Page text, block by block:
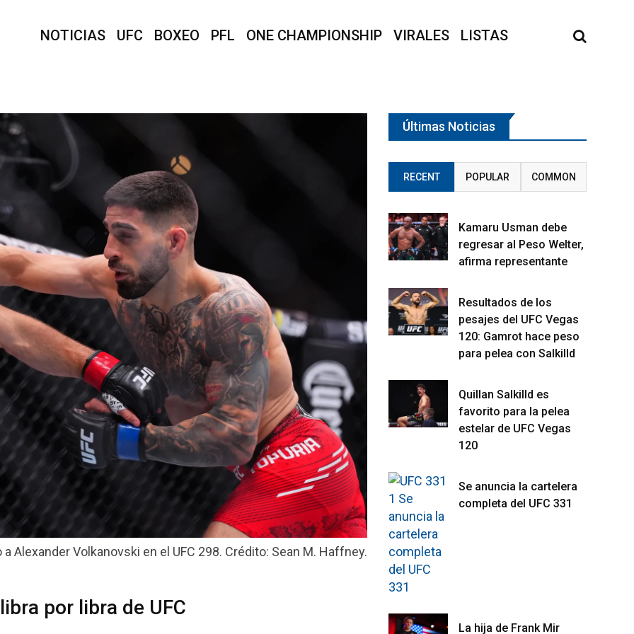
NOTICIAS UFC BOXEO PFL ONE CHAMPIONSHIP VIRALES LISTAS
a Alexander Volkanovski en el UFC 298. Crédito: Sean M. Haffney.
por libra de UFC
Últimas Noticias
RECENT POPULAR COMMON
Kamaru Usman debe
regresar al Peso Welter,
afirma representante
Resultados de los
pesajes del UFC Vegas
120: Gamrot hace peso
para pelea con Salkilld
Quillan Salkilld es
favorito para la pelea
estelar de UFC Vegas
120
Se anuncia la cartelera
completa del UFC 331
La hija de Frank Mir